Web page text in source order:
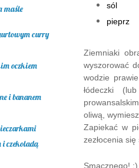
sól
pieprz
Ziemniaki
wyszorować
wodzie
łódeczki
oliwą,
Zapiekać w
zezłocenia
Smacznego! :)
maśle
curry
oczkiem
i bananem
i czekoladą